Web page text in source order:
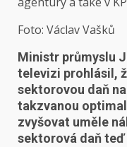
Foto: Václav Vašků
Ministr průmyslu
televizi prohlásil,
sektorovou daň
takzvanou
zvyšovat uměle
sektorová daň teď